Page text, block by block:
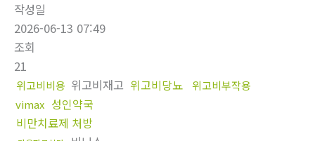
작성일
2026-06-13 07:49
조회
21
위고비비용 위고비재고 위고비당뇨
위고비부작용
vimax 성인약국
비만치료제 처방